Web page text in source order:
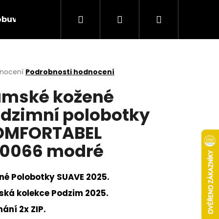
Rieker Výprodej AKCE týdne
Hledat PřihlášeníNákupní
Podrobnosti hodnocení
kožené
polobotky
modré
Polobotky SUAVE 2025.
kolekce Podzim 2025.
2x ZIP.